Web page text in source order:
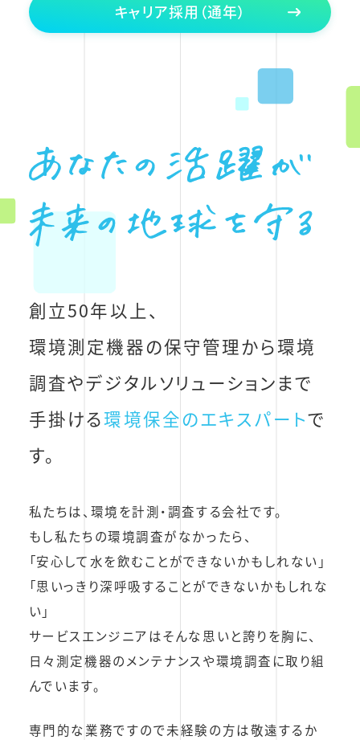
キャリア採用（通年）
創立50年以上、
環境測定機器の保守管理から環境
調査やデジタルソリューションまで
手掛ける環境保全のエキスパートで
す。
私たちは、環境を計測・調査する会社です。
もし私たちの環境調査がなかったら、
「安心して水を飲むことができないかもしれない」
「思いっきり深呼吸することができないかもしれな
い」
サービスエンジニアはそんな思いと誇りを胸に、
日々測定機器のメンテナンスや環境調査に取り組
んでいます。
専門的な業務ですので未経験の方は敬遠するか